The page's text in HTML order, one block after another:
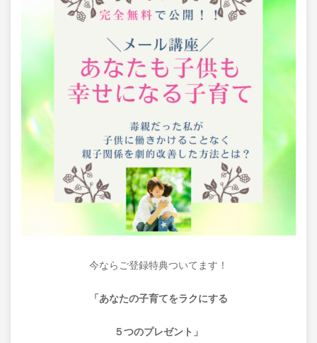
今ならご登録特典ついてます！
「あなたの子育てをラクにする
５つのプレゼント」